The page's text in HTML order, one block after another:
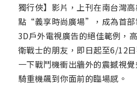
獨行俠】影片，上刊在南台灣
點“義享時尚廣場”，成為首部
3D戶外電視廣告的絕佳範例，
衛戰士的朋友，即日起至6/12
一下戰鬥機衝出牆外的震撼視
騎重機飆到你面前的臨場感。